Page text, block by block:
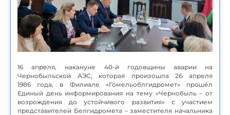
16 апреля, накануне 40-й годовщины аварии на
Чернобыльской АЭС, которая произошла 26 апреля
1986 года, в Филиале «Гомельоблгидромет» прошёл
Единый день информирования на тему «Чернобыль – от
возрождения до устойчивого развития» с участием
представителей Белгидромета – заместителя начальника